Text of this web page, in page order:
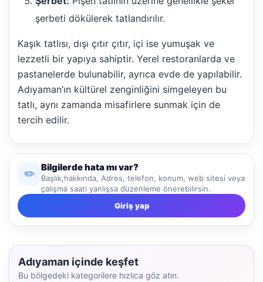
şerbeti dökülerek tatlandırılır.
Kaşık tatlısı, dışı çıtır çıtır, içi ise yumuşak ve
lezzetli bir yapıya sahiptir. Yerel restoranlarda ve
pastanelerde bulunabilir, ayrıca evde de yapılabilir.
Adıyaman’ın kültürel zenginliğini simgeleyen bu
tatlı, aynı zamanda misafirlere sunmak için de
tercih edilir.
✏️
Bilgilerde hata mı var?
Başlık,hakkında, Adres, telefon, konum, web sitesi veya
çalışma saati yanlışsa düzenleme önerebilirsin.
Giriş yap
Adıyaman içinde keşfet
Bu bölgedeki kategorilere hızlıca göz atın.